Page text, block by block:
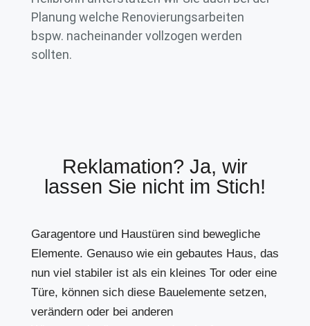
Planung welche Renovierungsarbeiten
bspw. nacheinander vollzogen werden
sollten.
Reklamation? Ja, wir
lassen Sie nicht im Stich!
Garagentore und Haustüren sind bewegliche
Elemente. Genauso wie ein gebautes Haus, das
nun viel stabiler ist als ein kleines Tor oder eine
Türe, können sich diese Bauelemente setzen,
verändern oder bei anderen